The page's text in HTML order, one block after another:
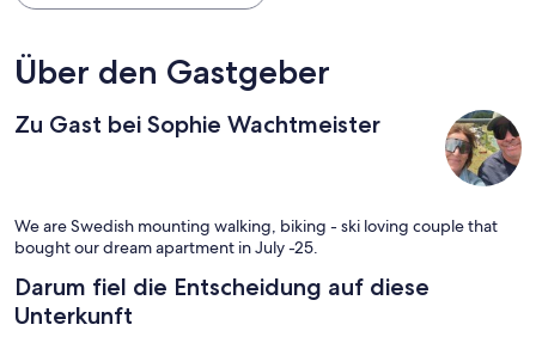
Über den Gastgeber
Zu Gast bei Sophie Wachtmeister
We are Swedish mounting walking, biking - ski loving couple that
bought our dream apartment in July -25.
Darum fiel die Entscheidung auf diese
Unterkunft